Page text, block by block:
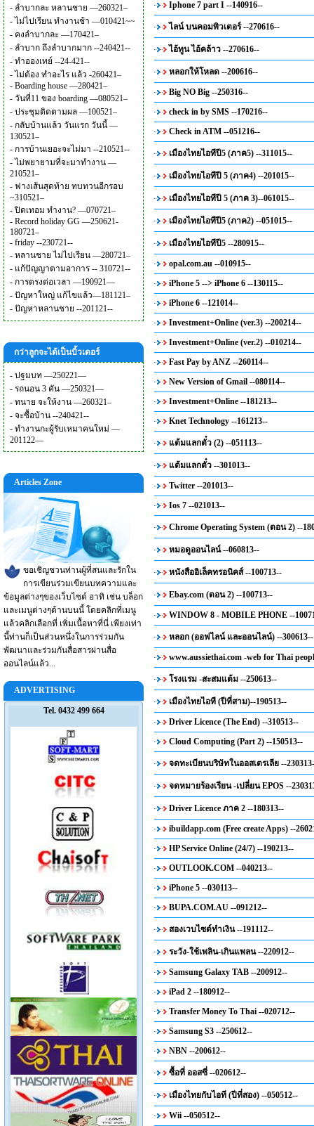
- ลำบากละ หลานชาย —260321–
- ไม่ไปเรียน ทำงานช้า —010421~~
- คงลำบากละ —170421–
- ลำบาก ถึงลำบากมาก --240421--
- ทำอองเทย์ --24-421--
- ไม่ต้อง ทำอะไร แล้ว -260421–
- Boarding house —280421–
- วันที่11 ของ boarding —080521–
- ประชุมติดตามผล —100521–
- กลับบ้านแล้ว วันแรก วันนี้ —
130521–
- การบ้านเยอะจะไม่มา --210521--
- ไม่พยายามที่จะมาทำงาน —
210521–
- ฟางเส้นสุดท้าย ทบทวนอีกรอบ
~310521–
-ปิดเทอม ทำงาน? —070721–
- Record holiday GG —250621-
180721–
- friday --230721--
- หลานชาย ไม่ไปเรียน —280721–
- แก้ปัญญาตามอาการ -- 310721--
- การตรงต่อเวลา —190921—
- ปัญหาใหญ่ แก้ไขแล้ว—181121–
- ปัญหาหลานชาย --201121--
กว่าลูกจะได้เป็นบิ้วเดอร์
- ปฐมบท —250221—
- รถนอน 3 คัน —250321—
- ทนาย จะให้งาน —260321–
- จะซื้อบ้าน --240421--
- ทำงานกะผู้รับเหมาคนใหม่ —
201122—
Articles Zone
ขอเชิญชวนท่านผู้ที่สนและรักใน
การเขียนร่วมเขียนบทความและ
ข้อมูลต่างๆของเว็บไซต์ อาทิ เช่น บล็อก
และเมนูต่างๆด้านบนนี้ โดยคลิกที่เมนู
แล้วคลิกเลือกที่ เพิ่มเนื้อหาที่นี่ เพียงเท่า
นี้ท่านก็เป็นส่วนหนึ่งในการร่วมกัน
พัฒนาและร่วมกันสื่อสารผ่านสื่อ
ออนไลน์แล้ว...
ADVERTISING
Tel. 0432 499 664
Iphone 7 part I --140916--
ไลน์ บนคอมพิวเตอร์ --270616--
ไอ้ทูน ไอ้คล้าว --270616--
หลอกให้โหลด --200616--
Big NO Big --250316--
check in by SMS --170216--
Check in ATM --051216--
เมืองไทยไอทีปี5 (ภาค5) --311015--
เมืองไทยไอทีปี 5 (ภาค4) --201015--
เมืองไทยไอทีปี 5 (ภาค 3)--061015--
เมืองไทยไอทีปี5 (ภาค2) --051015--
เมืองไทยไอทีปี5 --280915--
opal.com.au --010915--
iPhone 5 --> iPhone 6 --130115--
iPhone 6 --121014--
Investment+Online (ver.3) --200214--
Investment+Online (ver.2) --010214--
Fast Pay by ANZ --260114--
New Version of Gmail --080114--
Investment+Online --181213--
Knet Technology --161213--
แต้มแลกตั๋ว (2) --051113--
แต้มแลกตั๋ว --301013--
Twitter --201013--
Ios 7 --021013--
Chrome Operating System (ตอน 2) --
หมอดูออนไลน์ --060813--
หนังสืออิเล็คทรอนิคส์ --100713--
Ebay.com (ตอน 2) --100713--
WINDOW 8 - MOBILE PHONE --
หลอก (ออฟไลน์ และออนไลน์) --300613--
www.aussiethai.com -web for Thai
โรงแรม -สะสมแต้ม --250613--
เมืองไทยไอที (ปีที่สาม)--190513--
Driver Licence (The End) --310513--
Cloud Computing (Part 2) --150513--
จดทะเบียนบริษัทในออสเตรเลีย --
จดหมายร้องเรียน -เปลี่ยน EPOS --
Driver Licence ภาค 2 --180313--
ibuildapp.com (Free create Apps) --
HP Service Online (24/7) --190213--
OUTLOOK.COM --040213--
iPhone 5 --030113--
BUPA.COM.AU --091212--
สองเวบไซด์ทำเงิน --191112--
ระวัง-ใช้เพลิน-เกินแพลน --220912--
Samsung Galaxy TAB --200912--
iPad 2 --180912--
Transfer Money To Thai --020712--
Samsung S3 --250612--
NBN --200612--
ซื้อที่ ออสซี่ --020612--
เมืองไทยกับไอที (ปีที่สอง) --050512--
Wii --050512--